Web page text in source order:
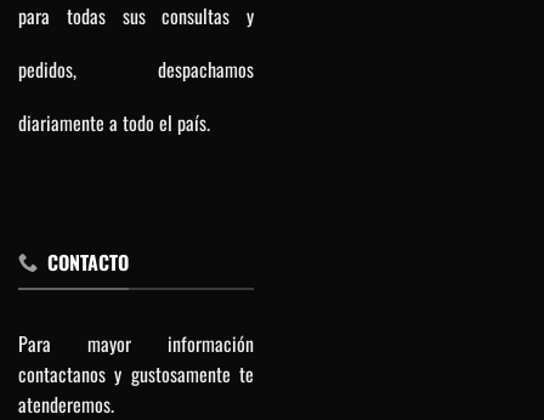
para todas sus consultas y
pedidos, despachamos
diariamente a todo el país.
CONTACTO
Para mayor información
contactanos y gustosamente te
atenderemos.